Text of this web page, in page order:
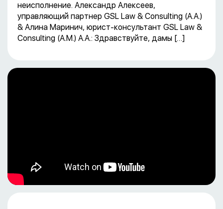
неисполнение. Александр Алексеев,
управляющий партнер GSL Law & Consulting (А.А.)
& Алина Маринич, юрист-консультант GSL Law &
Consulting (А.М.) А.А.: Здравствуйте, дамы […]